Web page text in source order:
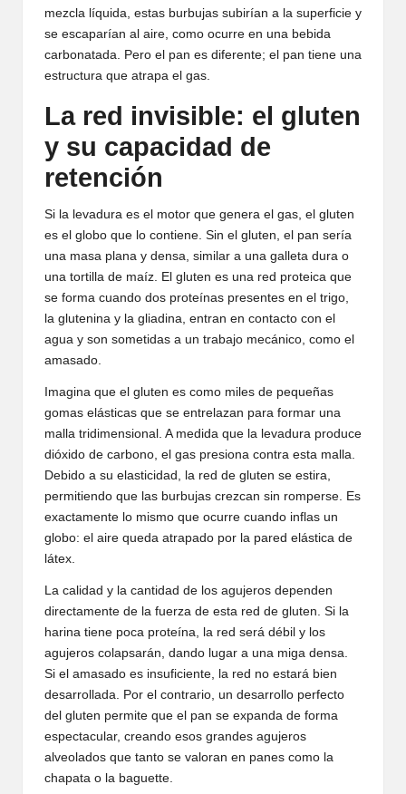
mezcla líquida, estas burbujas subirían a la superficie y
se escaparían al aire, como ocurre en una bebida
carbonatada. Pero el pan es diferente; el pan tiene una
estructura que atrapa el gas.
La red invisible: el gluten
y su capacidad de
retención
Si la levadura es el motor que genera el gas, el gluten
es el globo que lo contiene. Sin el gluten, el pan sería
una masa plana y densa, similar a una galleta dura o
una tortilla de maíz. El gluten es una red proteica que
se forma cuando dos proteínas presentes en el trigo,
la glutenina y la gliadina, entran en contacto con el
agua y son sometidas a un trabajo mecánico, como el
amasado.
Imagina que el gluten es como miles de pequeñas
gomas elásticas que se entrelazan para formar una
malla tridimensional. A medida que la levadura produce
dióxido de carbono, el gas presiona contra esta malla.
Debido a su elasticidad, la red de gluten se estira,
permitiendo que las burbujas crezcan sin romperse. Es
exactamente lo mismo que ocurre cuando inflas un
globo: el aire queda atrapado por la pared elástica de
látex.
La calidad y la cantidad de los agujeros dependen
directamente de la fuerza de esta red de gluten. Si la
harina tiene poca proteína, la red será débil y los
agujeros colapsarán, dando lugar a una miga densa.
Si el amasado es insuficiente, la red no estará bien
desarrollada. Por el contrario, un desarrollo perfecto
del gluten permite que el pan se expanda de forma
espectacular, creando esos grandes agujeros
alveolados que tanto se valoran en panes como la
chapata o la baguette.